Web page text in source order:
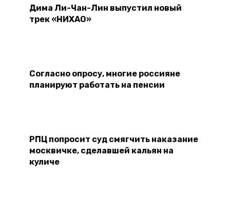
Дима Ли-Чан-Лин выпустил новый
трек «НИХАО»
Согласно опросу, многие россияне
планируют работать на пенсии
РПЦ попросит суд смягчить наказание
москвичке, сделавшей кальян на
куличе